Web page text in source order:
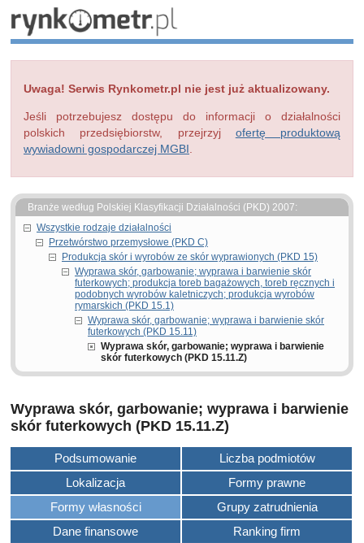
Uwaga! Serwis Rynkometr.pl nie jest już aktualizowany.
Jeśli potrzebujesz dostępu do informacji o działalności
polskich przedsiębiorstw, przejrzyj ofertę produktową
wywiadowni gospodarczej MGBI
Branże według Polskiej Klasyfikacji Działalności (PKD) 2007:
Wszystkie rodzaje działalności
Przetwórstwo przemysłowe (PKD C)
Produkcja skór i wyrobów ze skór wyprawionych (PKD 15)
Wyprawa skór, garbowanie; wyprawa i barwienie skór
futerkowych; produkcja toreb bagażowych, toreb ręcznych i
podobnych wyrobów kaletniczych; produkcja wyrobów
rymarskich (PKD 15.1)
Wyprawa skór, garbowanie; wyprawa i barwienie skór
futerkowych (PKD 15.11)
Wyprawa skór, garbowanie; wyprawa i barwienie
skór futerkowych (PKD 15.11.Z)
Wyprawa skór, garbowanie; wyprawa i barwienie
skór futerkowych (PKD 15.11.Z)
Podsumowanie
Liczba podmiotów
Lokalizacja
Formy prawne
Formy własności
Grupy zatrudnienia
Dane finansowe
Ranking firm